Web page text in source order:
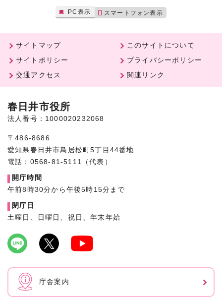
PC表示 スマートフォン表示
サイトマップ
このサイトについて
サイトポリシー
プライバシーポリシー
交通アクセス
関連リンク
春日井市役所
法人番号：1000020232068
〒486-8686
愛知県春日井市鳥居松町5丁目44番地
電話：0568-81-5111（代表）
開庁時間
午前8時30分から午後5時15分まで
閉庁日
土曜日、日曜日、祝日、年末年始
庁舎案内